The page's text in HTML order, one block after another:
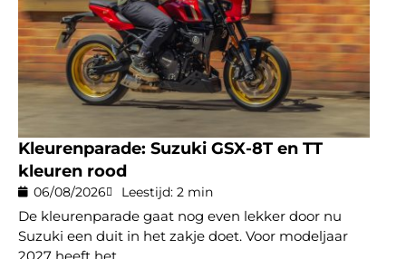
Kleurenparade: Suzuki GSX-8T en TT
kleuren rood
06/08/2026 Leestijd: 2 min
De kleurenparade gaat nog even lekker door nu
Suzuki een duit in het zakje doet. Voor modeljaar